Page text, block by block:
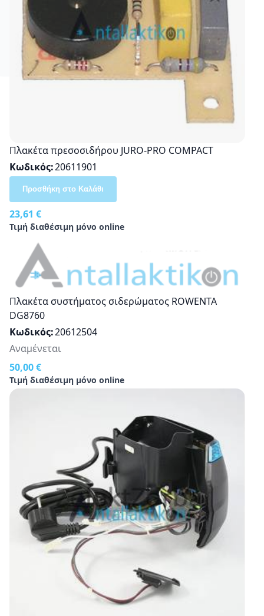
Πλακέτα πρεσοσιδήρου JURO-PRO COMPACT
Κωδικός 20611901
23,61 €
Τιμή διαθέσιμη μόνο online
Προσθήκη στο Καλάθι
Πλακέτα συστήματος σιδερώματος RΟWENTA
DG8760
Κωδικός 20612504
50,00 €
Τιμή διαθέσιμη μόνο online
Αναμένεται